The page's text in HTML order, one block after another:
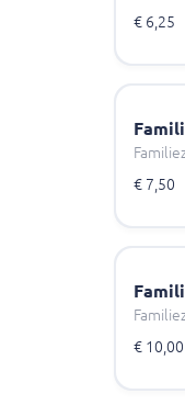
€ 6,25
€ 7,50
€ 10,00